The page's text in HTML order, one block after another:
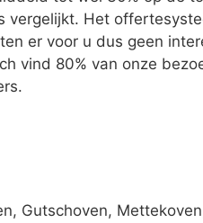
vergelijkt. Het
er voor u dus geen
vind 80% van onze
Gutschoven,